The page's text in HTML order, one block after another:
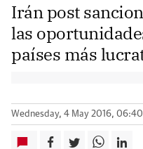
Irán post
las
países más
Wednesday, 4 May 2016, 06:40